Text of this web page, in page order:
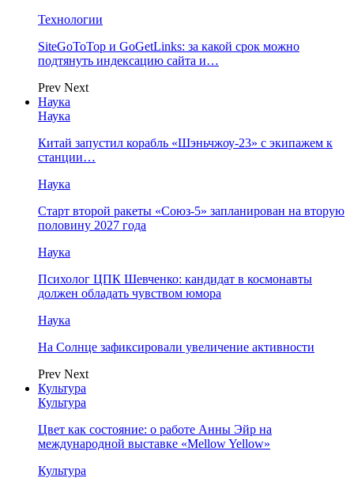
Технологии
SiteGoToTop и GoGetLinks: за какой срок можно
подтянуть индексацию сайта и…
Prev Next
Наука
Наука
Китай запустил корабль «Шэньчжоу-23» с экипажем к
станции…
Наука
Старт второй ракеты «Союз-5» запланирован на вторую
половину 2027 года
Наука
Психолог ЦПК Шевченко: кандидат в космонавты
должен обладать чувством юмора
Наука
На Солнце зафиксировали увеличение активности
Prev Next
Культура
Культура
Цвет как состояние: о работе Анны Эйр на
международной выставке «Mellow Yellow»
Культура